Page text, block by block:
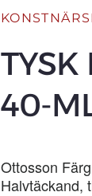
TYSK
40-
Ottosson
Halvtäckand,